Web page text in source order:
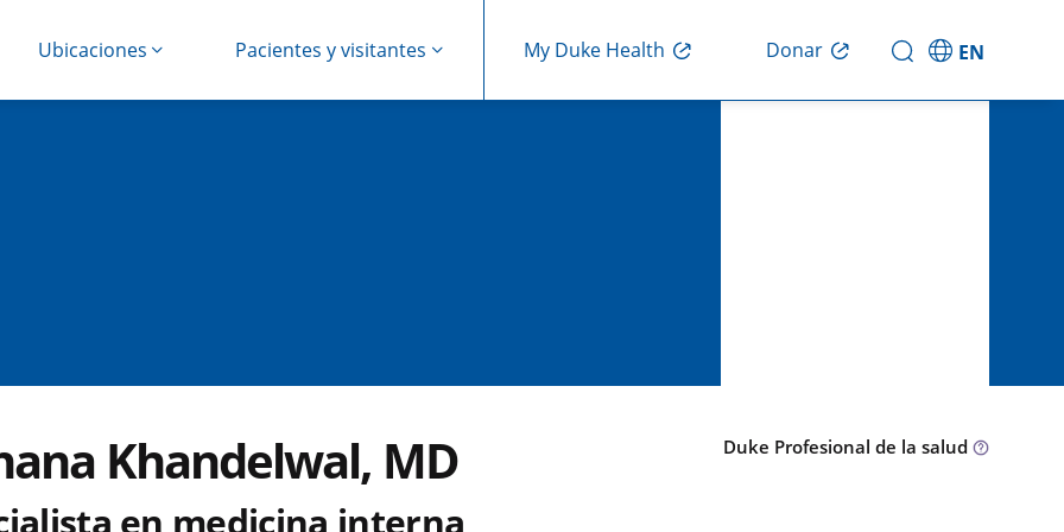
Ubicaciones Pacientes y visitantes My Duke Health Donar EN
Khandelwal, MD
en medicina interna
Duke Profesional de la salud